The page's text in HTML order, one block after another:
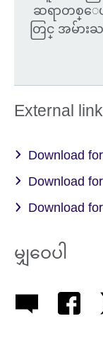
ဆရာတစ္ေ
တြင္ အမ်ာ
External
Download
Download
Download
မျှဝေပါ